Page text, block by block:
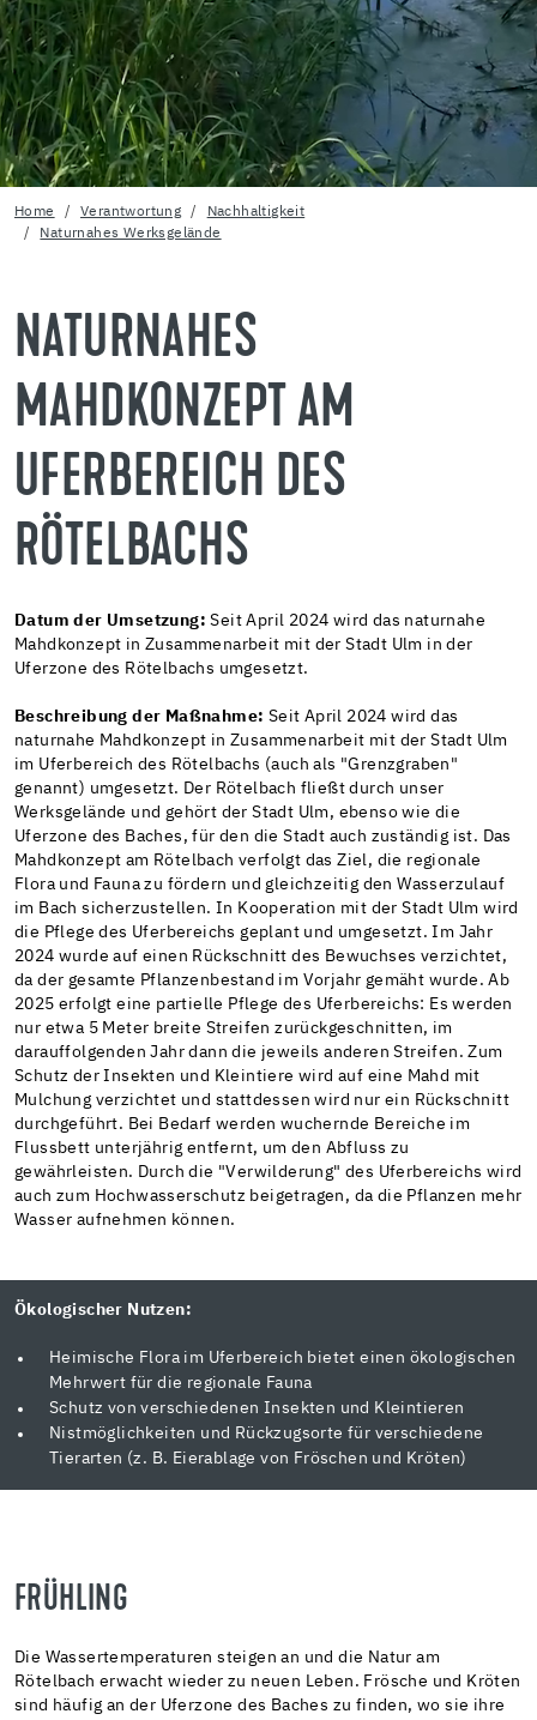
Home Verantwortung
Nachhaltigkeit
Naturnahes Werksgelände
NATURNAHES
MAHDKONZEPT AM
UFERBEREICH DES
RÖTELBACHS
Datum der Umsetzung: Seit April 2024 wird das naturnahe
Mahdkonzept in Zusammenarbeit mit der Stadt Ulm in der
Uferzone des Rötelbachs umgesetzt.
Beschreibung der Maßnahme: Seit April 2024 wird das
naturnahe Mahdkonzept in Zusammenarbeit mit der Stadt Ulm
im Uferbereich des Rötelbachs (auch als "Grenzgraben"
genannt) umgesetzt. Der Rötelbach fließt durch unser
Werksgelände und gehört der Stadt Ulm, ebenso wie die
Uferzone des Baches, für den die Stadt auch zuständig ist. Das
Mahdkonzept am Rötelbach verfolgt das Ziel, die regionale
Flora und Fauna zu fördern und gleichzeitig den Wasserzulauf
im Bach sicherzustellen. In Kooperation mit der Stadt Ulm wird
die Pflege des Uferbereichs geplant und umgesetzt. Im Jahr
2024 wurde auf einen Rückschnitt des Bewuchses verzichtet,
da der gesamte Pflanzenbestand im Vorjahr gemäht wurde. Ab
2025 erfolgt eine partielle Pflege des Uferbereichs: Es werden
nur etwa 5 Meter breite Streifen zurückgeschnitten, im
darauffolgenden Jahr dann die jeweils anderen Streifen. Zum
Schutz der Insekten und Kleintiere wird auf eine Mahd mit
Mulchung verzichtet und stattdessen wird nur ein Rückschnitt
durchgeführt. Bei Bedarf werden wuchernde Bereiche im
Flussbett unterjährig entfernt, um den Abfluss zu
gewährleisten. Durch die "Verwilderung" des Uferbereichs wird
auch zum Hochwasserschutz beigetragen, da die Pflanzen mehr
Wasser aufnehmen können.
Ökologischer Nutzen:
Heimische Flora im Uferbereich bietet einen ökologischen
Mehrwert für die regionale Fauna
Schutz von verschiedenen Insekten und Kleintieren
Nistmöglichkeiten und Rückzugsorte für verschiedene
Tierarten (z. B. Eierablage von Fröschen und Kröten)
FRÜHLING
Die Wassertemperaturen steigen an und die Natur am
Rötelbach erwacht wieder zu neuen Leben. Frösche und Kröten
sind häufig an der Uferzone des Baches zu finden, wo sie ihre